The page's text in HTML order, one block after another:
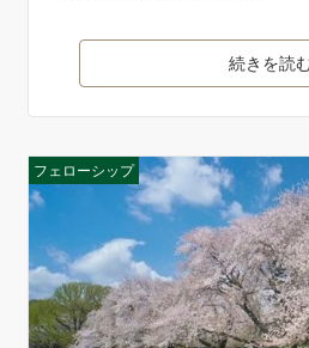
続きを読
フェローシップ